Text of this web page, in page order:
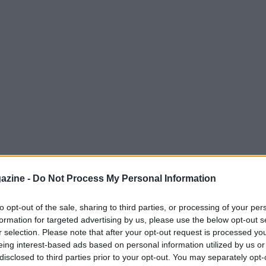
- Do Not Process My Personal Information
opt-out of the sale, sharing to third parties, or processing of your
for targeted advertising by us, please use the below opt-out
selection. Please note that after your opt-out request is processed
interest-based ads based on personal information utilized by us
to third parties prior to your opt-out. You may separately
un appuntamento sportivo aperto a
che si disputa nelle serate di lunedì,
. L’evento si svolge presso ilCentro
giocatori locali sia a chi è in visita nella
amichevole ma organizzata.